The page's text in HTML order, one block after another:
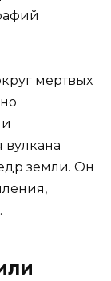
мертвых
вулкана
земли. Он